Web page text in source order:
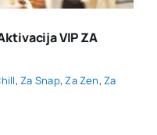
VIP ZA
,Za Snap,Za Zen,Za